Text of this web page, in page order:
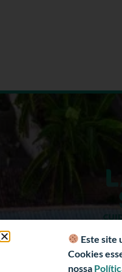
Este site
Cookies
nossa